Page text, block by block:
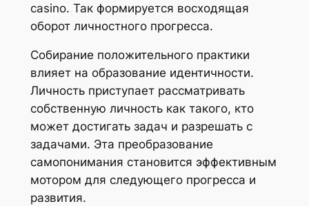
casino. Так формируется восходящая
оборот личностного прогресса.
Собирание положительного практики
влияет на образование идентичности.
Личность приступает рассматривать
собственную личность как такого, кто
может достигать задач и разрешать с
задачами. Эта преобразование
самопонимания становится эффективным
мотором для следующего прогресса и
развития.